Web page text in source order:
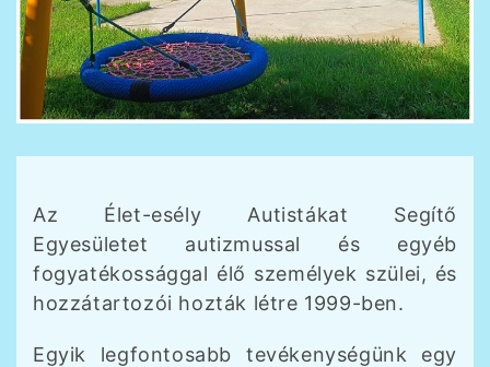
Az Élet-esély Autistákat Segítő
Egyesületet autizmussal és egyéb
fogyatékossággal élő személyek szülei, és
hozzátartozói hozták létre 1999-ben.
Egyik legfontosabb tevékenységünk egy